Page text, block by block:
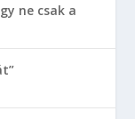
ne csak a